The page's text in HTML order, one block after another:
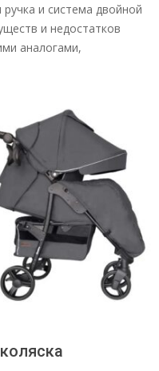
и система двойной
и недостатков
аналогами,